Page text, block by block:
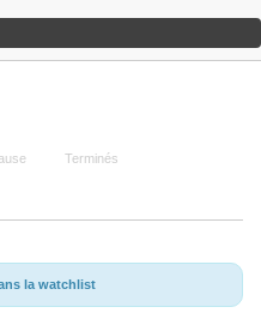
Terminés
la watchlist